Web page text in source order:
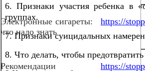
Электронные сигареты:
что надо знать
https://
Рекомендации
https://
6. Признаки участия ребенка в
группах.
7. Признаки суицидальных
8. Что делать, чтобы